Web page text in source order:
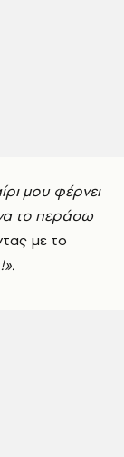
μου φέρνει
το περάσω
με το